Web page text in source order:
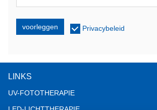
voorleggen Privacybeleid
LINKS
UV-FOTOTHERAPIE